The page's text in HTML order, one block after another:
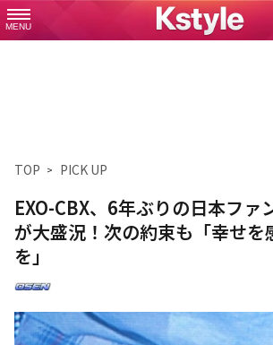
MENU
TOP PICK UP
EXO-CBX、6年ぶりの日本ファ
が大盛況！次の約束も「幸せを
を」